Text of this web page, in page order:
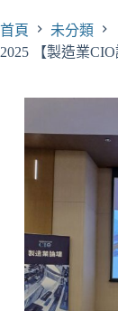
首頁
未分類
2025 【製造業